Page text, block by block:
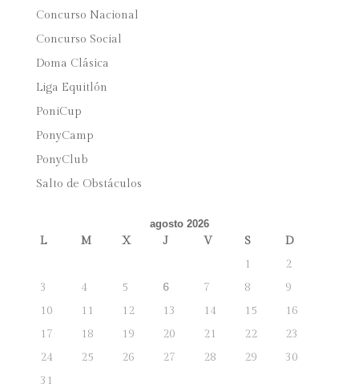
Concurso Nacional
Concurso Social
Doma Clásica
Liga Equitlón
PoniCup
PonyCamp
PonyClub
Salto de Obstáculos
agosto 2026
L M X J V S
D
1
2
3
4 5 6 7 8
9
10
11 12 13 14 15
16
17
18 19 20 21 22
23
24
25 26 27 28 29
30
31